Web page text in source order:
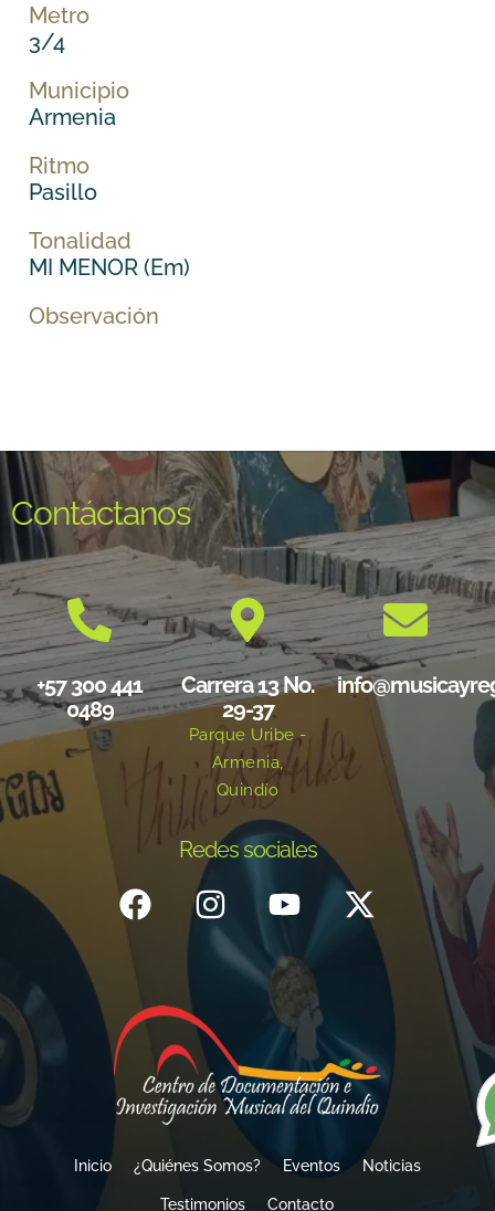
Metro
3/4
Municipio
Armenia
Ritmo
Pasillo
Tonalidad
MI MENOR (Em)
Observación
Contáctanos
+57 300 441
0489
Carrera 13 No.
29-37
Parque Uribe -
Armenia,
Quindío
Redes sociales
Inicio ¿Quiénes Somos? Eventos Noticias
Testimonios Contacto